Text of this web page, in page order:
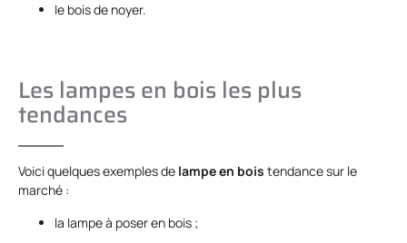
le bois de noyer.
Les lampes en bois les plus
tendances
Voici quelques exemples de lampe en bois tendance sur le
marché :
la lampe à poser en bois ;